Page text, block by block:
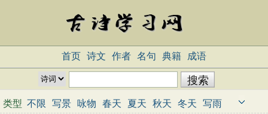
首页 诗文 作者 名句 典籍 成语
类型 不限 写景 咏物 春天 夏天 秋天 冬天
写雨